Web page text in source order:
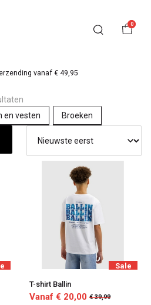
0
vanaf € 49,95
en vesten Broeken
Sale
T-shirt Ballin
Vanaf € 20,00 € 39,99